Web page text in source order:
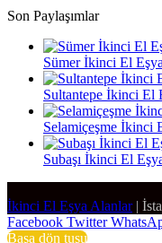
Son Paylaşımlar
Sümer İkinci El
Sultantepe İkinci El
Selamiçeşme İkinci
Subaşı İkinci El
İkinci El Eşya Alanlar
Facebook Twitter
Başa dön tuşu